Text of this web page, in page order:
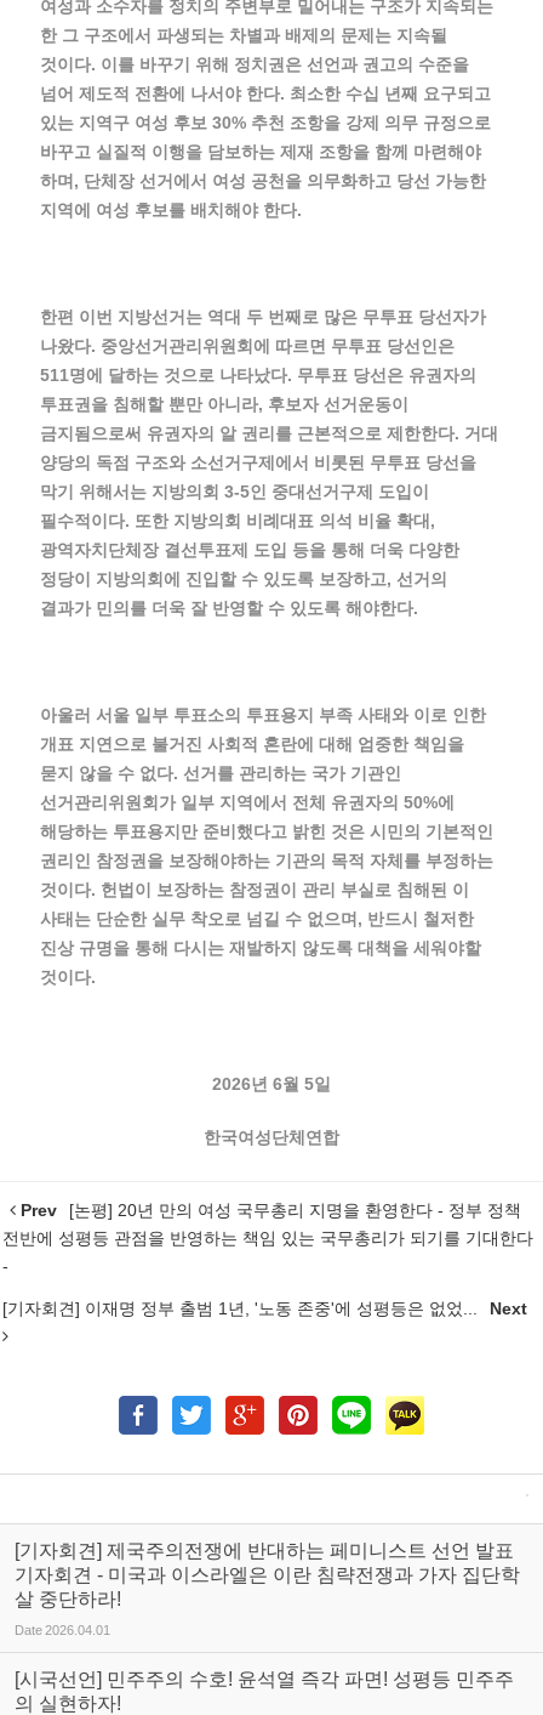
여성과 소수자를 정치의 주변부로 밀어내는 구조가 지속되는
한 그 구조에서 파생되는 차별과 배제의 문제는 지속될
것이다. 이를 바꾸기 위해 정치권은 선언과 권고의 수준을
넘어 제도적 전환에 나서야 한다. 최소한 수십 년째 요구되고
있는 지역구 여성 후보 30% 추천 조항을 강제 의무 규정으로
바꾸고 실질적 이행을 담보하는 제재 조항을 함께 마련해야
하며, 단체장 선거에서 여성 공천을 의무화하고 당선 가능한
지역에 여성 후보를 배치해야 한다.
한편 이번 지방선거는 역대 두 번째로 많은 무투표 당선자가
나왔다. 중앙선거관리위원회에 따르면 무투표 당선인은
511명에 달하는 것으로 나타났다. 무투표 당선은 유권자의
투표권을 침해할 뿐만 아니라, 후보자 선거운동이
금지됨으로써 유권자의 알 권리를 근본적으로 제한한다. 거대
양당의 독점 구조와 소선거구제에서 비롯된 무투표 당선을
막기 위해서는 지방의회 3-5인 중대선거구제 도입이
필수적이다. 또한 지방의회 비례대표 의석 비율 확대,
광역자치단체장 결선투표제 도입 등을 통해 더욱 다양한
정당이 지방의회에 진입할 수 있도록 보장하고, 선거의
결과가 민의를 더욱 잘 반영할 수 있도록 해야한다.
아울러 서울 일부 투표소의 투표용지 부족 사태와 이로 인한
개표 지연으로 불거진 사회적 혼란에 대해 엄중한 책임을
묻지 않을 수 없다. 선거를 관리하는 국가 기관인
선거관리위원회가 일부 지역에서 전체 유권자의 50%에
해당하는 투표용지만 준비했다고 밝힌 것은 시민의 기본적인
권리인 참정권을 보장해야하는 기관의 목적 자체를 부정하는
것이다. 헌법이 보장하는 참정권이 관리 부실로 침해된 이
사태는 단순한 실무 착오로 넘길 수 없으며, 반드시 철저한
진상 규명을 통해 다시는 재발하지 않도록 대책을 세워야할
것이다.
2026년 6월 5일
한국여성단체연합
Prev
[논평] 20년 만의 여성 국무총리 지명을 환영한다 - 정부 정책
전반에 성평등 관점을 반영하는 책임 있는 국무총리가 되기를 기대한다
-
[기자회견] 이재명 정부 출범 1년, '노동 존중'에 성평등은 없었... Next
[기자회견] 제국주의전쟁에 반대하는 페미니스트 선언 발표
기자회견 - 미국과 이스라엘은 이란 침략전쟁과 가자 집단학
살 중단하라!
Date2026.04.01
[시국선언] 민주주의 수호! 윤석열 즉각 파면! 성평등 민주주
의 실현하자!